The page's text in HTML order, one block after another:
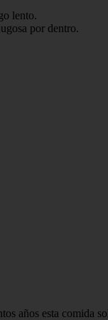
lento.
por dentro.
años esta comida